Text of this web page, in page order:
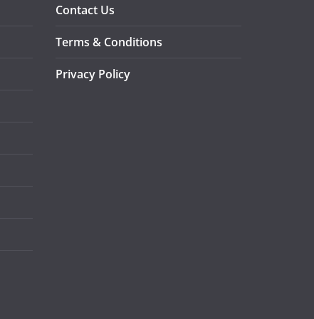
Contact Us
Terms & Conditions
Privacy Policy